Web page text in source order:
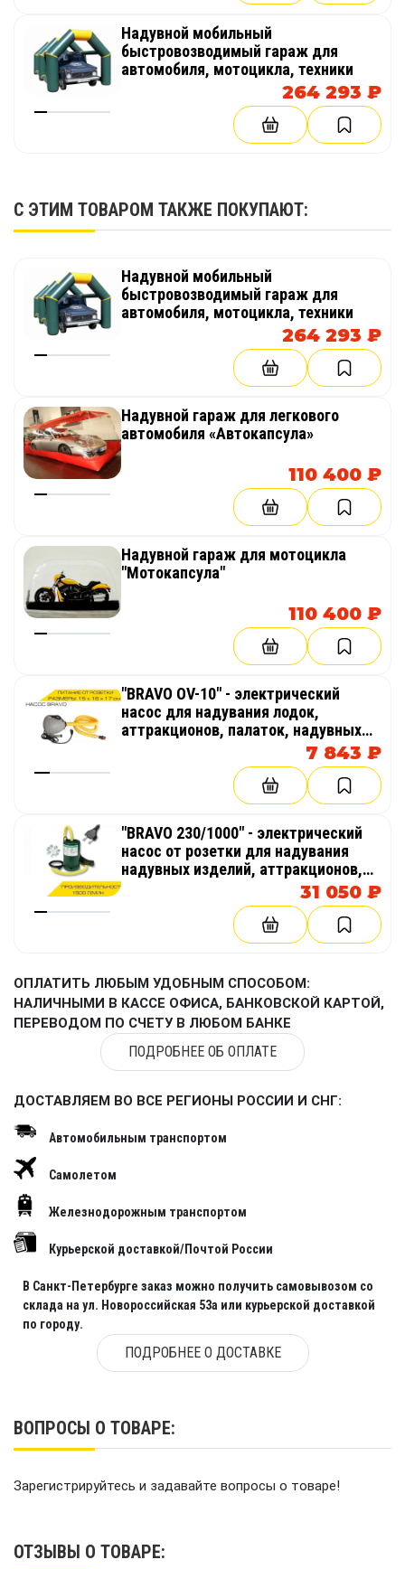
Надувной мобильный
быстровозводимый гараж для
автомобиля, мотоцикла, техники
264 293 ₽
С ЭТИМ ТОВАРОМ ТАКЖЕ ПОКУПАЮТ:
Надувной мобильный
быстровозводимый гараж для
автомобиля, мотоцикла, техники
264 293 ₽
Надувной гараж для легкового
автомобиля «Автокапсула»
110 400 ₽
Надувной гараж для мотоцикла
"Мотокапсула"
110 400 ₽
"BRAVO OV-10" - электрический
насос для надувания лодок,
аттракционов, палаток, надувных
7 843 ₽
"BRAVO 230/1000" - электрический
насос от розетки для надувания
надувных изделий, аттракционов,
31 050 ₽
ОПЛАТИТЬ ЛЮБЫМ УДОБНЫМ СПОСОБОМ:
НАЛИЧНЫМИ В КАССЕ ОФИСА, БАНКОВСКОЙ КАРТОЙ,
ПЕРЕВОДОМ ПО СЧЕТУ В ЛЮБОМ БАНКЕ
ПОДРОБНЕЕ ОБ ОПЛАТЕ
ДОСТАВЛЯЕМ ВО ВСЕ РЕГИОНЫ РОССИИ И СНГ:
Автомобильным транспортом
Самолетом
Железнодорожным транспортом
Курьерской доставкой/Почтой России
В Санкт-Петербурге заказ можно получить самовывозом со
склада на ул. Новороссийская 53а или курьерской доставкой
по городу.
ПОДРОБНЕЕ О ДОСТАВКЕ
ВОПРОСЫ О ТОВАРЕ:
Зарегистрируйтесь и задавайте вопросы о товаре!
ОТЗЫВЫ О ТОВАРЕ: